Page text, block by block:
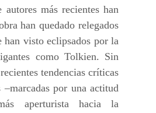
autores más recientes han
han quedado relegados
visto eclipsados por la
como Tolkien. Sin
tendencias críticas
–marcadas por una actitud
aperturista hacia la